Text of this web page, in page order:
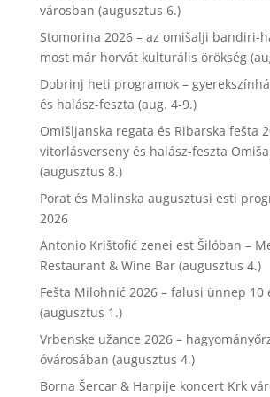
városban (augusztus 6.)
Stomorina 2026 – az omišalji bandiri-
most már horvát kulturális örökség
Dobrinj heti programok –
és halász-feszta (aug. 4-9.)
Omišljanska regata és Ribarska fešta
vitorlásverseny és halász-feszta
(augusztus 8.)
Porat és Malinska augusztusi esti
2026
Antonio Krištofić zenei est Šilóban –
Restaurant & Wine Bar (augusztus 4.)
Fešta Milohnić 2026 – falusi ünnep 10
(augusztus 1.)
Vrbenske užance 2026 –
óvárosában (augusztus 4.)
Borna Šercar & Harpije koncert Krk